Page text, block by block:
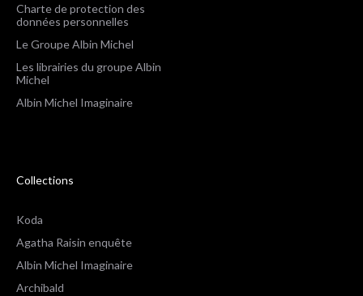
Charte de protection des
données personnelles
Le Groupe Albin Michel
Les librairies du groupe Albin
Michel
Albin Michel Imaginaire
Collections
Koda
Agatha Raisin enquête
Albin Michel Imaginaire
Archibald